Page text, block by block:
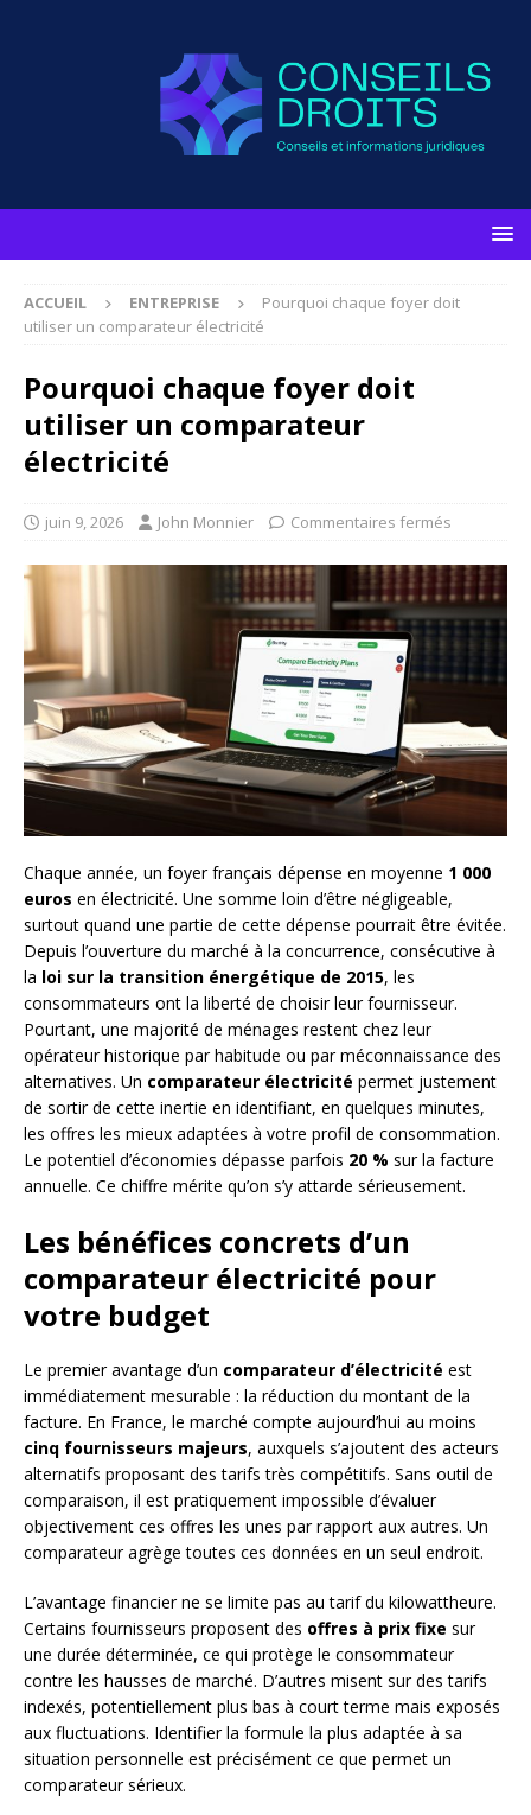
ACCUEIL ENTREPRISE
Pourquoi chaque foyer doit
utiliser un comparateur électricité
Pourquoi chaque foyer doit
utiliser un comparateur
électricité
juin 9, 2026 John Monnier Commentaires fermés
Chaque année, un foyer français dépense en moyenne 1 000
euros en électricité. Une somme loin d’être négligeable,
surtout quand une partie de cette dépense pourrait être évitée.
Depuis l’ouverture du marché à la concurrence, consécutive à
la loi sur la transition énergétique de 2015, les
consommateurs ont la liberté de choisir leur fournisseur.
Pourtant, une majorité de ménages restent chez leur
opérateur historique par habitude ou par méconnaissance des
alternatives. Un comparateur électricité permet justement
de sortir de cette inertie en identifiant, en quelques minutes,
les offres les mieux adaptées à votre profil de consommation.
Le potentiel d’économies dépasse parfois 20 % sur la facture
annuelle. Ce chiffre mérite qu’on s’y attarde sérieusement.
Les bénéfices concrets d’un
comparateur électricité pour
votre budget
Le premier avantage d’un comparateur d’électricité est
immédiatement mesurable : la réduction du montant de la
facture. En France, le marché compte aujourd’hui au moins
cinq fournisseurs majeurs, auxquels s’ajoutent des acteurs
alternatifs proposant des tarifs très compétitifs. Sans outil de
comparaison, il est pratiquement impossible d’évaluer
objectivement ces offres les unes par rapport aux autres. Un
comparateur agrège toutes ces données en un seul endroit.
L’avantage financier ne se limite pas au tarif du kilowattheure.
Certains fournisseurs proposent des offres à prix fixe sur
une durée déterminée, ce qui protège le consommateur
contre les hausses de marché. D’autres misent sur des tarifs
indexés, potentiellement plus bas à court terme mais exposés
aux fluctuations. Identifier la formule la plus adaptée à sa
situation personnelle est précisément ce que permet un
comparateur sérieux.